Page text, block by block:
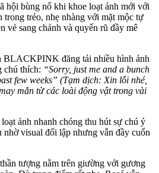
hội bùng nổ khi khoe loạt ảnh mới với
trong trẻo, nhẹ nhàng với mặt mộc tự
vẻ sang chảnh và quyến rũ đầy mê
BLACKPINK đăng tải nhiều hình ảnh
chú thích: “Sorry, just me and a bunch
few weeks” (Tạm dịch: Xin lỗi nhé,
mắn từ các loài động vật trong vài
ảnh nhanh chóng thu hút sự chú ý
nhờ visual đối lập nhưng vẫn đầy cuốn
tượng nằm trên giường với gương